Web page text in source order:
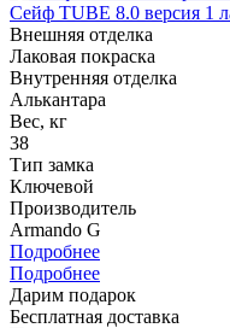
Сейф TUBE 8.0 версия 1
Внешняя отделка
Лаковая покраска
Внутренняя отделка
Алькантара
Вес, кг
38
Тип замка
Ключевой
Производитель
Armando G
Подробнее
Подробнее
Дарим подарок
Бесплатная доставка